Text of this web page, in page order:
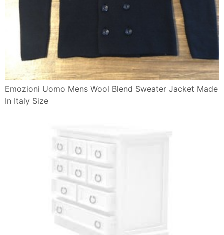
Emozioni Uomo Mens Wool Blend Sweater Jacket Made
In Italy Size